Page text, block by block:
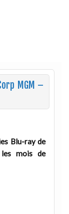
MGM –
Blu-ray de
mois de